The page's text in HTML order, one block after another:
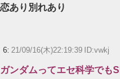
恋あり別れあり
6: 21/09/16(木)22:19:39 ID:vwkj
ガンダムってエセ科学でも